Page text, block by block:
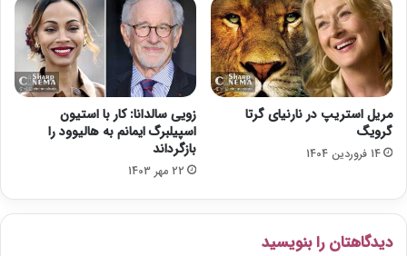
م
ی‌
ش
و
د
ش
د
مریل استریپ در نارنیای گرتا
گرویگ
14 فروردین 1404
زویی سالدانا: کار با استیون
اسپیلبرگ ایمانم به هالیوود را
بازگرداند
22 مهر 1403
دیدگاهتان را بنویسید